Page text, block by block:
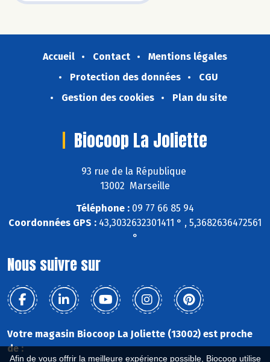
Afin de vous offrir la meilleure expérience possible, Biocoop utilise
Accueil Contact
Mentions légales
Protection des données
CGU
Gestion des cookies
Plan du site
Biocoop La Joliette
93 rue de la République
13002 Marseille
Téléphone : 09 77 66 85 94
Coordonnées GPS : 43,3032632301411 ° , 5,3682636472561
°
Nous suivre sur
Votre magasin Biocoop La Joliette (13002) est proche
de :